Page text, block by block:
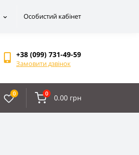
Особистий кабінет
+38 (099) 731-49-59
Замовити дзвінок
0 0 0.00 грн